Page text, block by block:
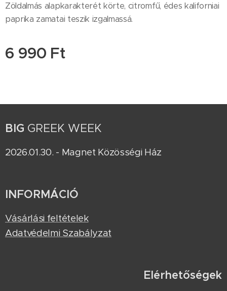
Zöldalmás alapkarakterét körte, citromfű, édes kaliforniai
paprika zamatai teszik izgalmassá.
6 990 Ft
BIG GREEK WEEK
2026.01.30. - Magnet Közösségi Ház
INFORMÁCIÓ
Vásárlási feltételek
Adatvédelmi Szabályzat
Elérhetőségek